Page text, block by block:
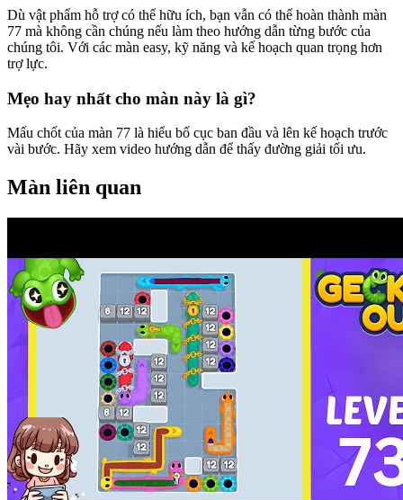
Dù vật phẩm hỗ trợ có thể hữu ích, bạn vẫn có thể hoàn thành màn
77 mà không cần chúng nếu làm theo hướng dẫn từng bước của
chúng tôi. Với các màn easy, kỹ năng và kế hoạch quan trọng hơn
trợ lực.
Mẹo hay nhất cho màn này là gì?
Mấu chốt của màn 77 là hiểu bố cục ban đầu và lên kế hoạch trước
vài bước. Hãy xem video hướng dẫn để thấy đường giải tối ưu.
Màn liên quan